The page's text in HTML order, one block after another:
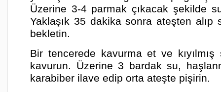
Üzerine 3-4 parmak çıkacak şekilde
Yaklaşık 35 dakika sonra ateşten alıp
bekletin.
Bir tencerede kavurma et ve kıyılmış
kavurun. Üzerine 3 bardak su,
karabiber ilave edip orta ateşte pişirin.